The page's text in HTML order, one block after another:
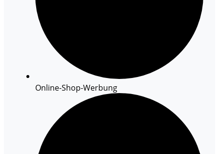
Online-Shop-Werbung